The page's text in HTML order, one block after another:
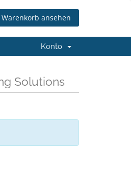
Warenkorb ansehen
Konto
Solutions